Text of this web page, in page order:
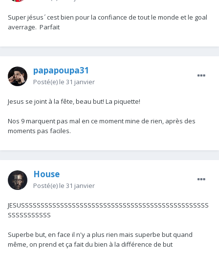
Super jésus ́ cest bien pour la confiance de tout le monde et le goal
averrage. Parfait
papapoupa31
Posté(e) le 31 janvier
Jesus se joint à la fête, beau but! La piquette!
Nos 9 marquent pas mal en ce moment mine de rien, après des
moments pas faciles.
House
Posté(e) le 31 janvier
JESUSSSSSSSSSSSSSSSSSSSSSSSSSSSSSSSSSSSSSSSSSSSSSSSS
SSSSSSSSSSS
Superbe but, en face il n'y a plus rien mais superbe but quand
même, on prend et ça fait du bien à la différence de but